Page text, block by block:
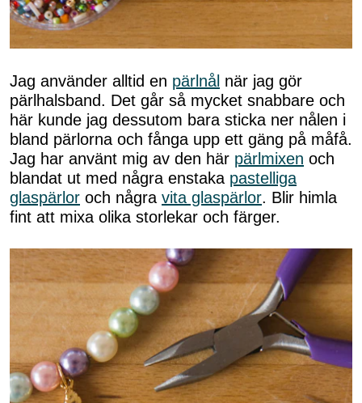
Jag använder alltid en pärlnål när jag gör
pärlhalsband. Det går så mycket snabbare och
här kunde jag dessutom bara sticka ner nålen i
bland pärlorna och fånga upp ett gäng på måfå.
Jag har använt mig av den här pärlmixen och
blandat ut med några enstaka pastelliga
glaspärlor och några vita glaspärlor. Blir himla
fint att mixa olika storlekar och färger.